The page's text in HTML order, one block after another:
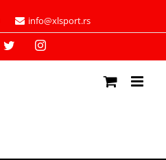
info@xlsport.rs
TwitterInstagram